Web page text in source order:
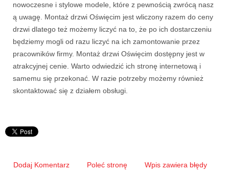
nowoczesne i stylowe modele, które z pewnością zwrócą nasz
ą uwagę. Montaż drzwi Oświęcim jest wliczony razem do ceny
drzwi dlatego też możemy liczyć na to, że po ich dostarczeniu
będziemy mogli od razu liczyć na ich zamontowanie przez
pracowników firmy. Montaż drzwi Oświęcim dostępny jest w
atrakcyjnej cenie. Warto odwiedzić ich stronę internetową i
samemu się przekonać. W razie potrzeby możemy również
skontaktować się z działem obsługi.
Dodaj Komentarz Poleć stronę Wpis zawiera błędy